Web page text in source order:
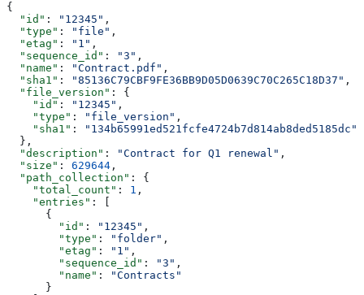
{
  "id"
: "12345" ,
  "type"
: "file" ,
  "etag"
: "1" ,
  "sequence_id"
: "3" ,
  "name"
: "Contract.pdf" ,
  "sha1"
: "85136C79CBF9FE36BB9D05D0639C70C265C18D37" ,
  "file_version"
: {
    "id"
: "12345" ,
    "type"
: "file_version" ,
    "sha1"
:
"134b65991ed521fcfe4724b7d814ab8ded5185dc"
  },
  "description"
: "Contract for Q1 renewal" ,
  "size"
: 629644 ,
  "path_collection"
: {
    "total_count"
: 1 ,
    "entries"
: [
      {
        "id"
: "12345" ,
        "type"
: "folder" ,
        "etag"
: "1" ,
        "sequence_id"
: "3" ,
        "name"
:
"Contracts"
      }